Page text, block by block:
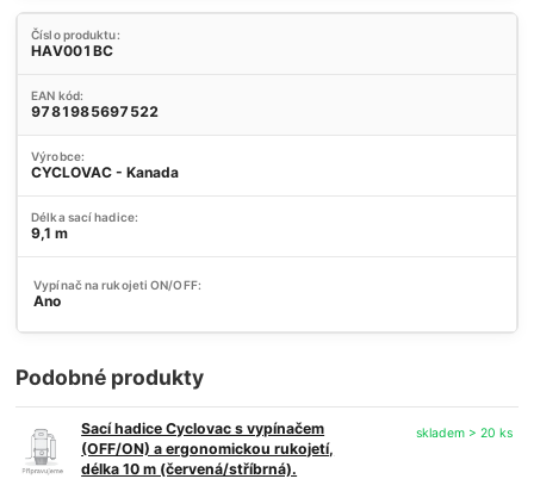
Číslo produktu:
HAV001BC
EAN kód:
9781985697522
Výrobce:
CYCLOVAC - Kanada
Délka sací hadice:
9,1 m
Vypínač na rukojeti ON/OFF:
Ano
Podobné produkty
Sací hadice Cyclovac s vypínačem
(OFF/ON) a ergonomickou rukojetí,
délka 10 m (červená/stříbrná).
skladem > 20 ks